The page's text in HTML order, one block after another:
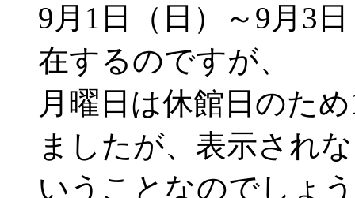
9月1日（日）～9月3
在するのですが、
月曜日は休館日のた
ましたが、表示され
いうことなのでしょ